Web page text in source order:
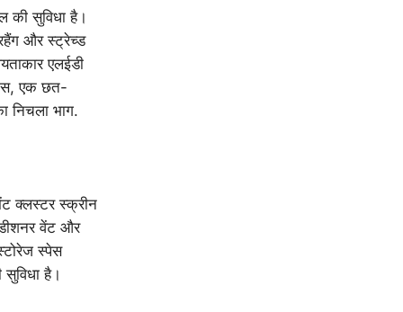
की सुविधा है।
और स्ट्रेच्ड
एलईडी
एक छत-
निचला भाग.
क्लस्टर स्क्रीन
वेंट और
स्पेस
है।